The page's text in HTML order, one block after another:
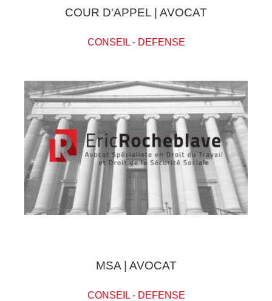
COUR D'APPEL | AVOCAT
CONSEIL- DEFENSE
MSA | AVOCAT
CONSEIL- DEFENSE